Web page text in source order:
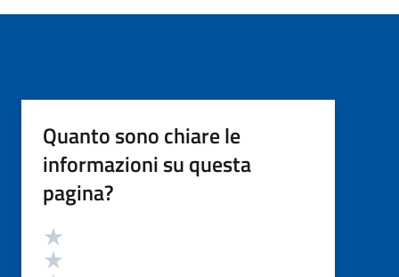
Quanto sono chiare le
informazioni su questa
pagina?
Valutazione